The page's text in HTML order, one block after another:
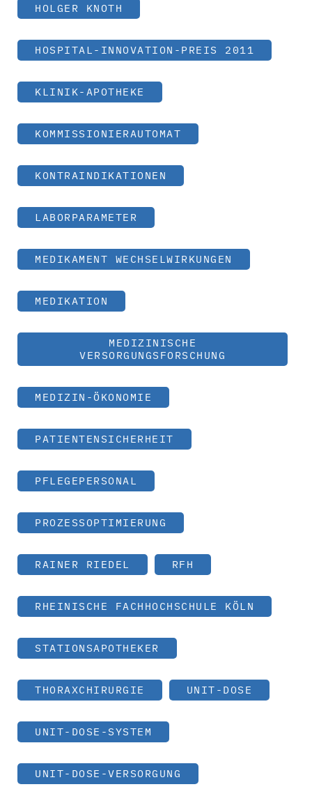
HOLGER KNOTH
HOSPITAL-INNOVATION-PREIS 2011
KLINIK-APOTHEKE
KOMMISSIONIERAUTOMAT
KONTRAINDIKATIONEN
LABORPARAMETER
MEDIKAMENT WECHSELWIRKUNGEN
MEDIKATION
MEDIZINISCHE
VERSORGUNGSFORSCHUNG
MEDIZIN-ÖKONOMIE
PATIENTENSICHERHEIT
PFLEGEPERSONAL
PROZESSOPTIMIERUNG
RAINER RIEDEL RFH
RHEINISCHE FACHHOCHSCHULE KÖLN
STATIONSAPOTHEKER
THORAXCHIRURGIE UNIT-DOSE
UNIT-DOSE-SYSTEM
UNIT-DOSE-VERSORGUNG